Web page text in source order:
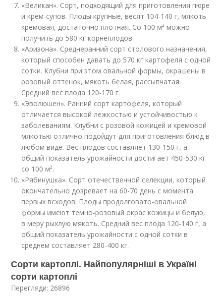
«Великан». Сорт, подходящий для приготовления пюре
и крем-супов. Плоды крупные, весят 104-140 г, мякоть
кремовая, достаточно плотная. Со 100 м² можно
получить до 580 кг корнеплодов.
«Аризона». Среднеранний сорт столового назначения,
который способен давать до 570 кг картофеля с одной
сотки. Клубни при этом овальной формы, окрашены в
розовый оттенок, мякоть белая, рассыпчатая.
Средний вес плода 120-170 г.
«Эволюшен». Ранний сорт картофеля, который
отличается высокой лежкостью и устойчивостью к
заболеваниям. Клубни с розовой кожицей и кремовой
мякотью отлично подойдут для приготовления блюд в
любом виде. Вес плодов составляет 130-150 г, а
общий показатель урожайности достигает 450-530 кг
со 100 м².
«Рябинушка». Сорт отечественной селекции, который
окончательно дозревает на 60-70 день с момента
первых всходов. Плоды продолговато-овальной
формы имеют темно-розовый окрас кожицы и белую,
в меру рыхлую мякоть. Средний вес плода 120-140 г, а
общий показатель урожайности с одной сотки в
среднем составляет 280-400 кг.
Сорти картоплі. Найпопулярніші в Україні
сорти картоплі
Перегляди: 26896